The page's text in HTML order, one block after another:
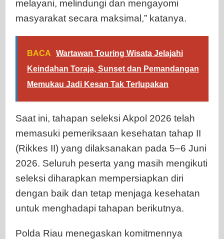
melayani, melindungi dan mengayomi
masyarakat secara maksimal,” katanya.
BACA
Wartawan Touring Wisata Jelajahi
Keindahan Toraja, Sunset dan Pemandangan
Memukau Jadi Kesan Tak Terlupakan
Saat ini, tahapan seleksi Akpol 2026 telah
memasuki pemeriksaan kesehatan tahap II
(Rikkes II) yang dilaksanakan pada 5–6 Juni
2026. Seluruh peserta yang masih mengikuti
seleksi diharapkan mempersiapkan diri
dengan baik dan tetap menjaga kesehatan
untuk menghadapi tahapan berikutnya.
Polda Riau menegaskan komitmennya